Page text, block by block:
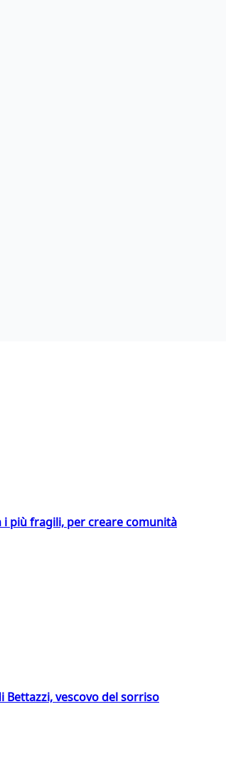
i più fragili, per creare comunità
vescovo del sorriso